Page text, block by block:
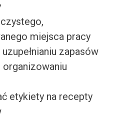
miejsca pracy
zapasów
organizowaniu
etykiety na recepty